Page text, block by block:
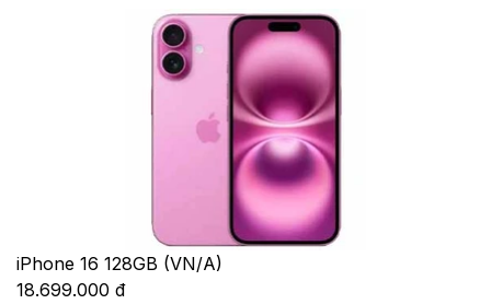
iPhone 16 128GB (VN/A)
18.699.000 đ